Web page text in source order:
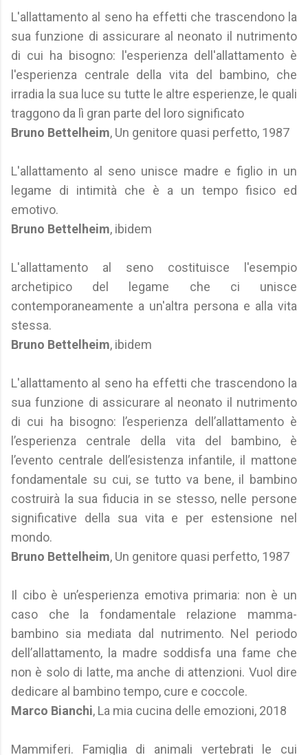
L'allattamento al seno ha effetti che trascendono la
sua funzione di assicurare al neonato il nutrimento
di cui ha bisogno: l'esperienza dell'allattamento è
l'esperienza centrale della vita del bambino, che
irradia la sua luce su tutte le altre esperienze, le quali
traggono da lì gran parte del loro significato
Bruno Bettelheim, Un genitore quasi perfetto, 1987
L'allattamento al seno unisce madre e figlio in un
legame di intimità che è a un tempo fisico ed
emotivo.
Bruno Bettelheim, ibidem
L'allattamento al seno costituisce l'esempio
archetipico del legame che ci unisce
contemporaneamente a un'altra persona e alla vita
stessa.
Bruno Bettelheim, ibidem
L'allattamento al seno ha effetti che trascendono la
sua funzione di assicurare al neonato il nutrimento
di cui ha bisogno: l’esperienza dell’allattamento è
l’esperienza centrale della vita del bambino, è
l’evento centrale dell’esistenza infantile, il mattone
fondamentale su cui, se tutto va bene, il bambino
costruirà la sua fiducia in se stesso, nelle persone
significative della sua vita e per estensione nel
mondo.
Bruno Bettelheim, Un genitore quasi perfetto, 1987
Il cibo è un’esperienza emotiva primaria: non è un
caso che la fondamentale relazione mamma-
bambino sia mediata dal nutrimento. Nel periodo
dell’allattamento, la madre soddisfa una fame che
non è solo di latte, ma anche di attenzioni. Vuol dire
dedicare al bambino tempo, cure e coccole.
Marco Bianchi, La mia cucina delle emozioni, 2018
Mammiferi. Famiglia di animali vertebrati le cui